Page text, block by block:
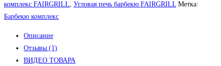
комплекс FAIRGRILL, Угловая печь барбекю FAIRGRILL Метка:
Барбекю комплекс
Описание
Отзывы (1)
ВИДЕО ТОВАРА